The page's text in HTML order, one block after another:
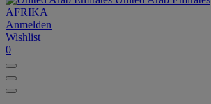
AFRIKA
Anmelden
Wishlist
0